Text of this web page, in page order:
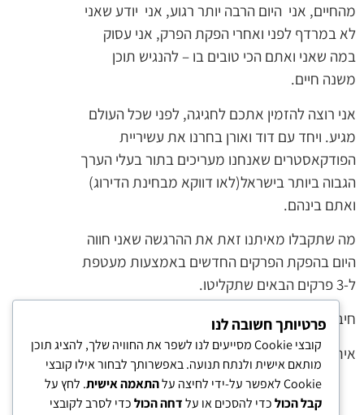
מהחיים, אני היום הרבה יותר רגוע, אני יודע שאני
לא במרדף לפני ואחרי הפקת הפרק, אני עסוק
במה שאני ואתם הכי טובים בו – להנגיש תוכן
משנה חיים.
אני רוצה להזמין אתכם לחגיגה, לפני שכל העולם
מגיע. ויחד עם דוד ואורן בחרנו את עשיריית
הפודקאסטרים שאנחנו מעריכים בתור בעלי הערך
הגבוה ביותר בישראל(לאו דווקא מבחינת הדירוג)
ואתם בינהם.
מה שתקבלו מאיתנו זאת את ההרגשה שאני חווה
היום בהפקת הפרקים החדשים באמצעות מעטפת
ל-3 פרקים הבאים שתקליטו.
חיבוק
איתן
פרטיותך חשובה לנו
קובצי Cookie מסייעים לנו לשפר את החוויה שלך, להציג תוכן
מותאם אישית ולנתח תנועה. באפשרותך לבחור אילו קובצי
Cookie לאפשר על-ידי לחיצה על
התאמה אישית. לחץ על
קבל הכולכדי להסכים או עלדחה הכולכדי לסרב לקובצי